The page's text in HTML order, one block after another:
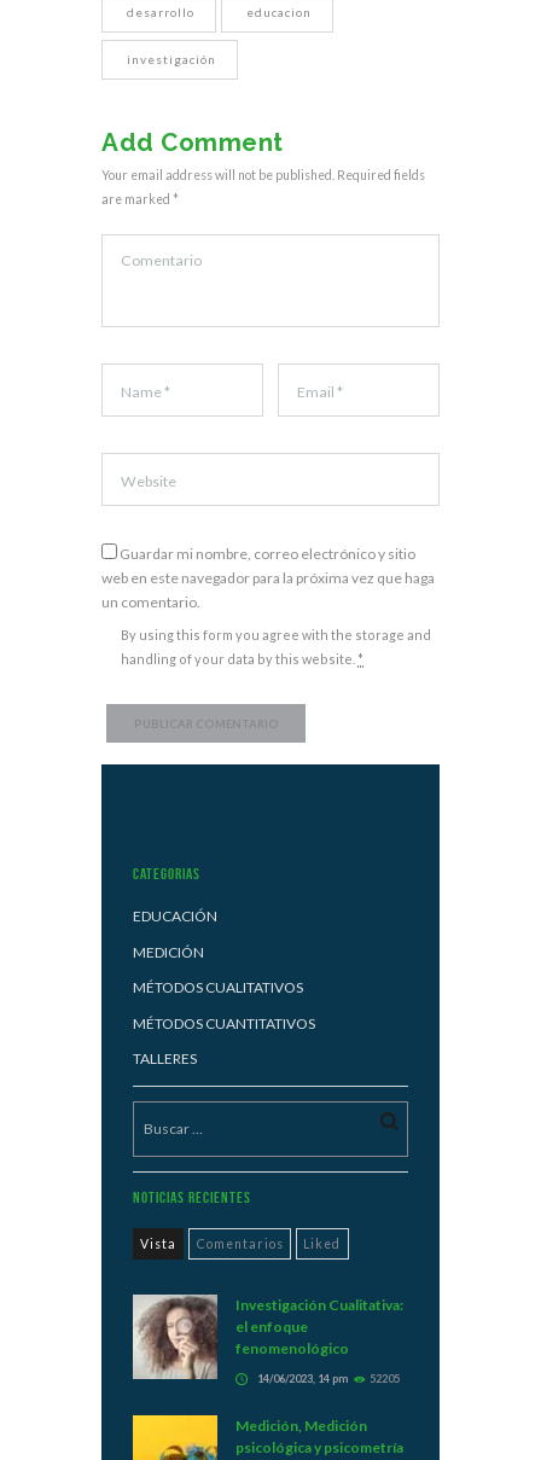
desarrollo educacion
investigación
Add Comment
Your email address will not be published. Required fields
are marked *
Guardar mi nombre, correo electrónico y sitio
web en este navegador para la próxima vez que haga
un comentario.
By using this form you agree with the storage and
handling of your data by this website. *
Categorias
EDUCACIÓN
MEDICIÓN
MÉTODOS CUALITATIVOS
MÉTODOS CUANTITATIVOS
TALLERES
Noticias Recientes
Vista Comentarios Liked
Investigación Cualitativa:
el enfoque
fenomenológico
14/06/2023, 14 pm 52205
Medición, Medición
psicológica y psicometría